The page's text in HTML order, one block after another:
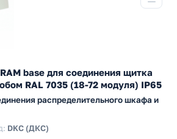
base для соединения щитка
RAL 7035 (18-72 модуля) IP65
распределительного шкафа и
DKC (ДКС)